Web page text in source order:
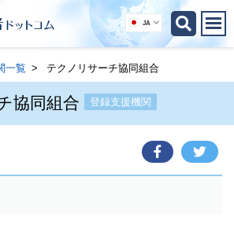
JA
一覧 テクノリサーチ協同組合
協同組合 登録支援機関